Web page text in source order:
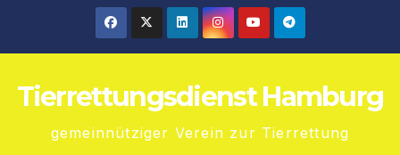
Tierrettungsdienst Hamburg
gemeinnütziger Verein zur Tierrettung